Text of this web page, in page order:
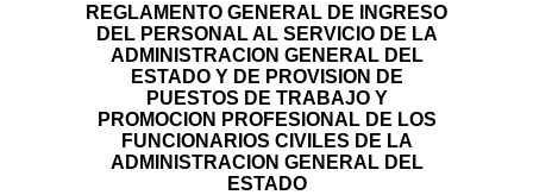
REGLAMENTO GENERAL DE INGRESO
DEL PERSONAL AL SERVICIO DE LA
ADMINISTRACION GENERAL DEL
ESTADO Y DE PROVISION DE
PUESTOS DE TRABAJO Y
PROMOCION PROFESIONAL DE LOS
FUNCIONARIOS CIVILES DE LA
ADMINISTRACION GENERAL DEL
ESTADO